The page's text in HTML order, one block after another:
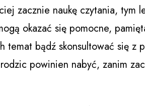
zacznie naukę czytania, tym
okazać się pomocne,
temat bądź skonsultować się
powinien nabyć, zanim